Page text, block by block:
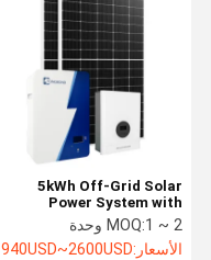
5kWh Off-Grid Solar
Power System with
3000W Hybrid Inverter
and Lithium Battery
MOQ:1 ~ 2 وحدة
الأسعار:940USD~2600USD